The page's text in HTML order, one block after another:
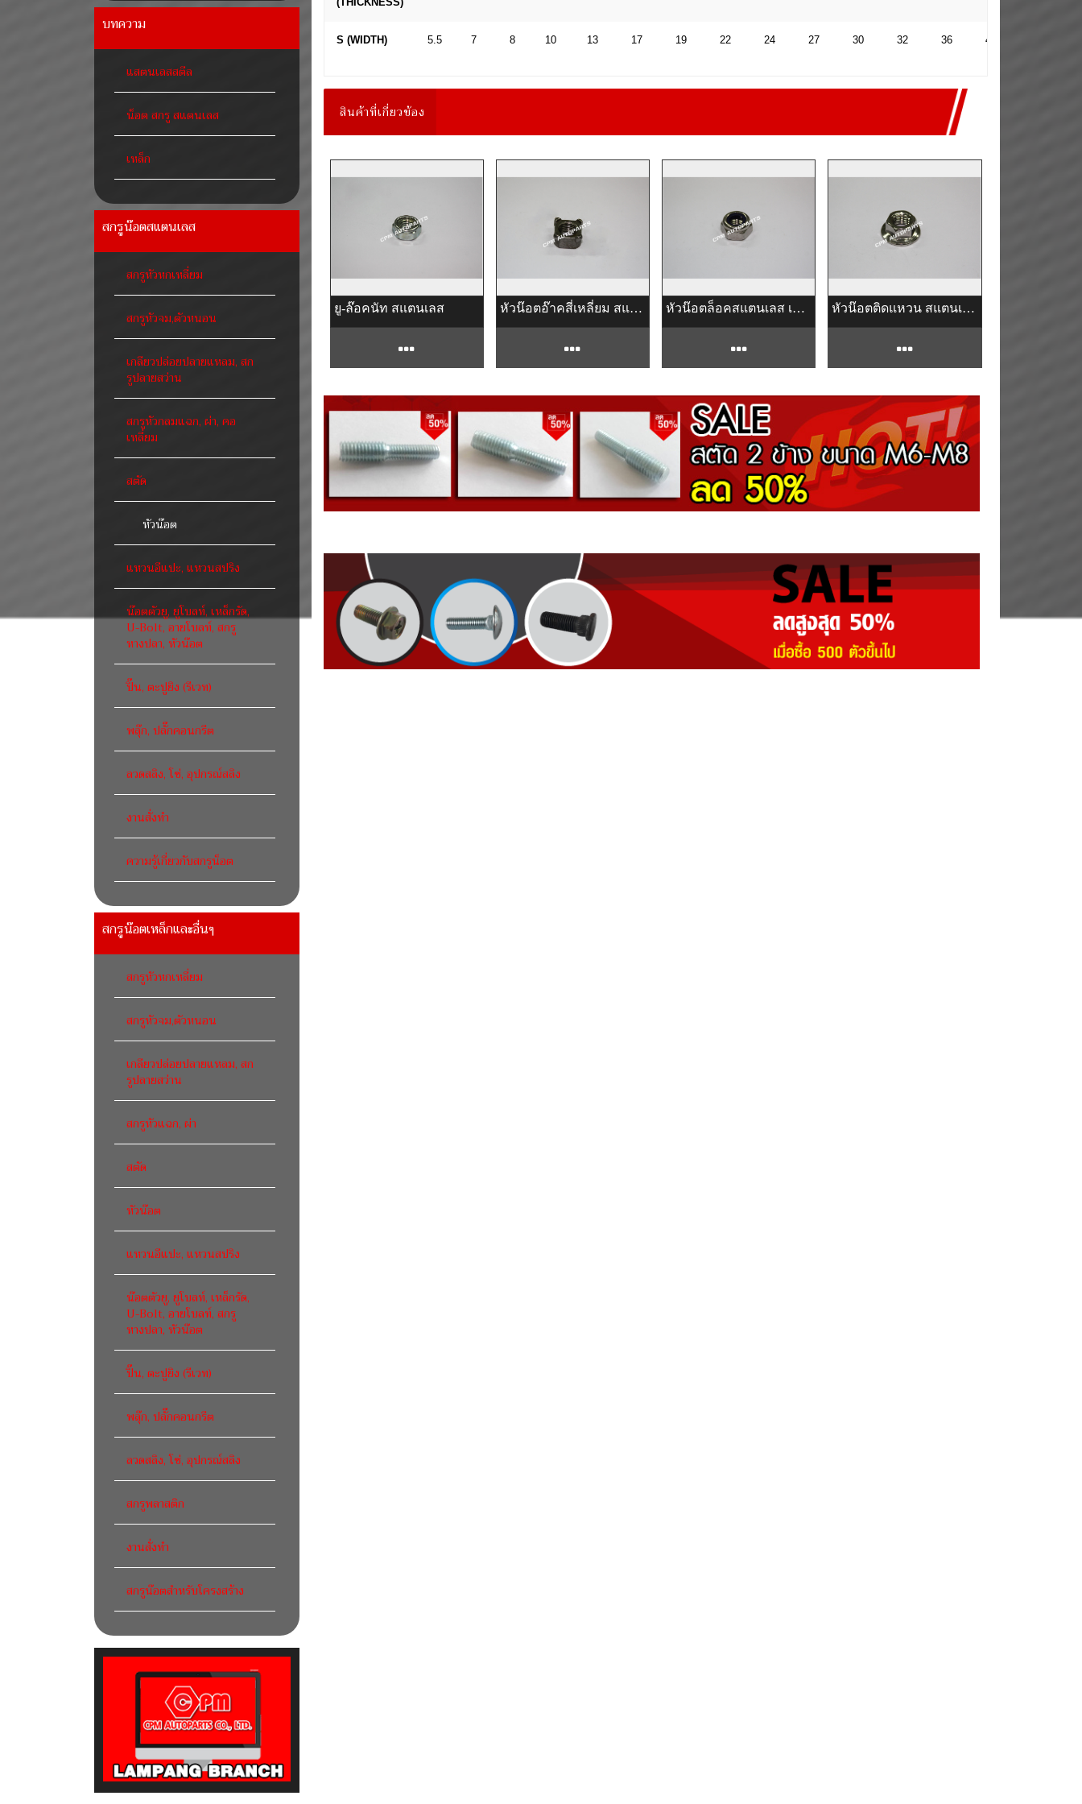
บทความ
แสตนเลสสตีล
น็อต สกรู สแตนเลส
เหล็ก
สกรูน๊อตสแตนเลส
สกรูหัวหกเหลี่ยม
สกรูหัวจม,ตัวหนอน
เกลียวปล่อยปลายแหลม, สก
รูปลายสว่าน
สกรูหัวกลมแฉก, ผ่า, คอ
เหลี่ยม
สตัด
หัวน๊อต
แหวนอีแปะ, แหวนสปริง
น๊อตตัวยู, ยูโบลท์, เหล็กรัด,
U-Bolt, อายโบลท์, สกรู
หางปลา, หัวน๊อต
ปิ๊น, ตะปูยิง (รีเวท)
พลุ๊ก, ปลั๊กคอนกรีต
ลวดสลิง, โซ่, อุปกรณ์สลิง
งานสั่งทำ
ความรู้เกี่ยวกับสกรูน็อต
สกรูน๊อตเหล็กและอื่นๆ
สกรูหัวหกเหลี่ยม
สกรูหัวจม,ตัวหนอน
เกลียวปล่อยปลายแหลม, สก
รูปลายสว่าน
สกรูหัวแฉก, ผ่า
สตัด
หัวน๊อต
แหวนอีแปะ, แหวนสปริง
น๊อตตัวยู, ยูโบลท์, เหล็กรัด,
U-Bolt, อายโบลท์, สกรู
หางปลา, หัวน๊อต
ปิ๊น, ตะปูยิง (รีเวท)
พลุ๊ก, ปลั๊กคอนกรีต
ลวดสลิง, โซ่, อุปกรณ์สลิง
สกรูพลาสติก
งานสั่งทำ
สกรูน๊อตสำหรับโครงสร้าง
(THICKNESS)
S (WIDTH) 5.5 7 8 10 13 17 19 22 24 27 30 32 36 41
สินค้าที่เกี่ยวข้อง
ยู-ล๊อคนัท สแตนเลส หัวน๊อตอ๊าคสี่เหลี่ยม สแตนเลส หัวน๊อตล็อคสแตนเลส เกลียวมิล หัวน๊อตติดแหวน สแตนเลส